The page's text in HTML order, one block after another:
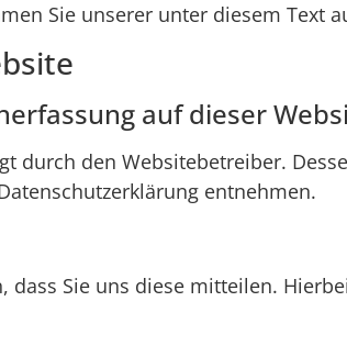
Sie unserer unter diesem Text
auf dieser
durch den Websitebetreiber.
entnehmen.
Sie uns diese mitteilen.